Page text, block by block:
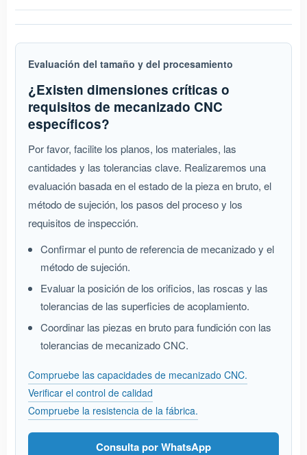
Evaluación del tamaño y del procesamiento
¿Existen dimensiones críticas o
requisitos de mecanizado CNC
específicos?
Por favor, facilite los planos, los materiales, las
cantidades y las tolerancias clave. Realizaremos una
evaluación basada en el estado de la pieza en bruto, el
método de sujeción, los pasos del proceso y los
requisitos de inspección.
Confirmar el punto de referencia de mecanizado y el
método de sujeción.
Evaluar la posición de los orificios, las roscas y las
tolerancias de las superficies de acoplamiento.
Coordinar las piezas en bruto para fundición con las
tolerancias de mecanizado CNC.
Compruebe las capacidades de mecanizado CNC.
Verificar el control de calidad
Compruebe la resistencia de la fábrica.
Consulta por WhatsApp